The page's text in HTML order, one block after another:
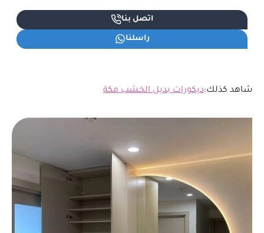
اتصل بنا
راسلنا
شاهد كذلك:ديكورات بديل الخشب مكة